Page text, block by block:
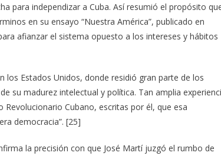
para independizar a Cuba. Así resumió el propósito
en su ensayo “Nuestra América”, publicado en
afianzar el sistema opuesto a los intereses y hábitos
los Estados Unidos, donde residió gran parte de los
su madurez intelectual y política. Tan amplia
Cubano, escritas por él, que esa
democracia”. [25]
la precisión con que José Martí juzgó el rumbo de